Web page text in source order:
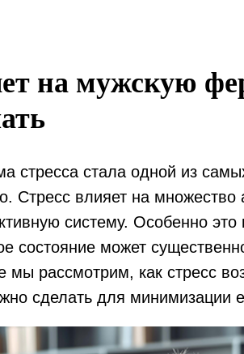
на мужскую
стресса стала одной из
Стресс влияет на множество
систему. Особенно это
состояние может
мы рассмотрим, как стресс
сделать для минимизации